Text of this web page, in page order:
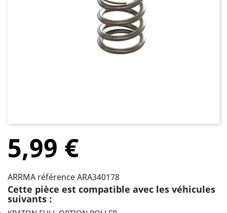
5,99 €
ARRMA référence ARA340178
Cette pièce est compatible avec les véhicules
suivants :